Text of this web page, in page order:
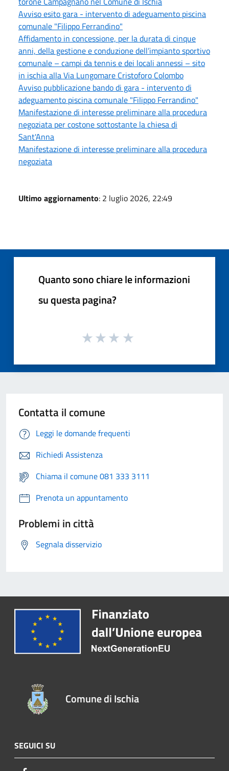
Avviso esito gara - intervento di adeguamento piscina
comunale "Filippo Ferrandino"
Affidamento in concessione, per la durata di cinque
anni, della gestione e conduzione dell’impianto sportivo
comunale – campi da tennis e dei locali annessi – sito
in ischia alla Via Lungomare Cristoforo Colombo
Avviso pubblicazione bando di gara - intervento di
adeguamento piscina comunale "Filippo Ferrandino"
Manifestazione di interesse preliminare alla procedura
negoziata per costone sottostante la chiesa di
Sant'Anna
Manifestazione di interesse preliminare alla procedura
negoziata
Ultimo aggiornamento: 2 luglio 2026, 22:49
Quanto sono chiare le informazioni
su questa pagina?
Contatta il comune
Leggi le domande frequenti
Richiedi Assistenza
Chiama il comune 081 333 3111
Prenota un appuntamento
Problemi in città
Segnala disservizio
Comune di Ischia
SEGUICI SU